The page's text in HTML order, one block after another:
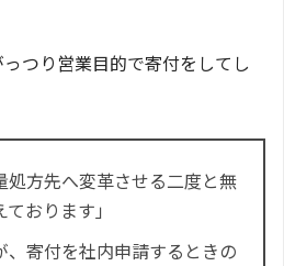
つり営業目的で寄付をしてし
処方先へ変革させる二度と無
おります」
、寄付を社内申請するときの